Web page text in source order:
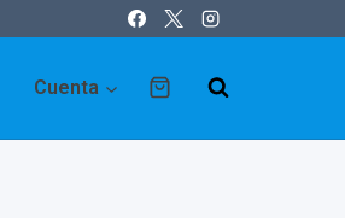
Cuenta